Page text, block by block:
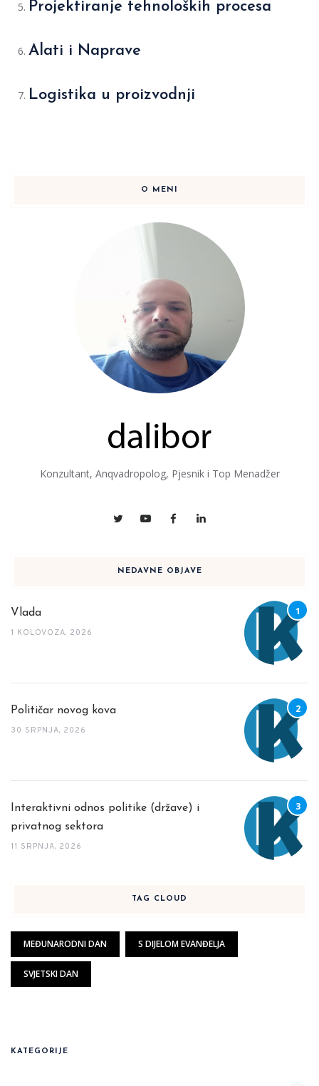
Projektiranje tehnoloških procesa
Alati i Naprave
Logistika u proizvodnji
O MENI
Konzultant, Anqvadropolog, Pjesnik i Top Menadžer
NEDAVNE OBJAVE
Vlada
1 KOLOVOZA, 2026
Političar novog kova
30 SRPNJA, 2026
Interaktivni odnos politike (države) i
privatnog sektora
11 SRPNJA, 2026
TAG CLOUD
MEĐUNARODNI DAN S DIJELOM EVANĐELJA
SVJETSKI DAN
KATEGORIJE